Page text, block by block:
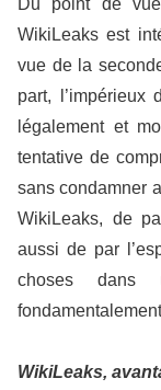
Du point de
WikiLeaks est
vue de la
part, l’impérieux
légalement et
tentative de
sans condamner
WikiLeaks, de
aussi de par
choses
WikiLeaks,